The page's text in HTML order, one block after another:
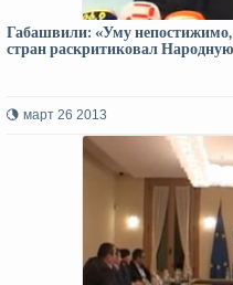
Габашвили: «Уму непостижимо,
стран раскритиковал
март 26 2013